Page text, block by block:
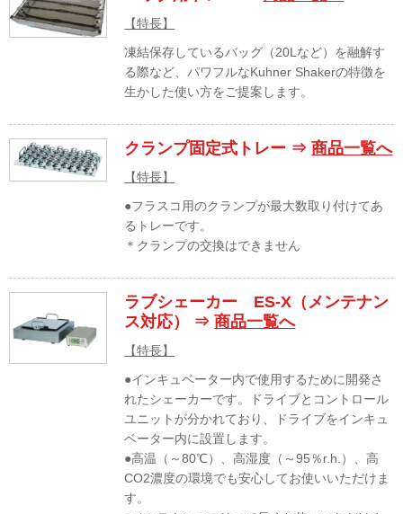
【特長】
凍結保存しているバッグ（20Lなど）を融解す
る際など、パワフルなKuhner Shakerの特徴を
生かした使い方をご提案します。
クランプ固定式トレー ⇒商品一覧へ
【特長】
●フラスコ用のクランプが最大数取り付けてあ
るトレーです。
＊クランプの交換はできません
ラブシェーカー ES-X（メンテナン
ス対応） ⇒商品一覧へ
【特長】
●インキュベーター内で使用するために開発さ
れたシェーカーです。ドライブとコントロール
ユニットが分かれており、ドライブをインキュ
ベーター内に設置します。
●高温（～80℃）、高湿度（～95％r.h.）、高
CO2濃度の環境でも安心してお使いいただけま
す。